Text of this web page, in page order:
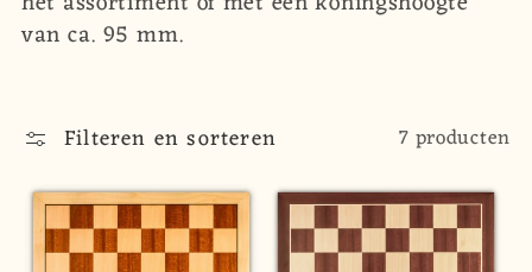
c
t
i
e
van ca. 95 mm.
Filteren en sorteren 7 producten